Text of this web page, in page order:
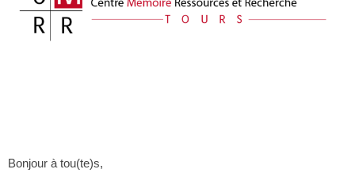
Bonjour à tou(te)s,